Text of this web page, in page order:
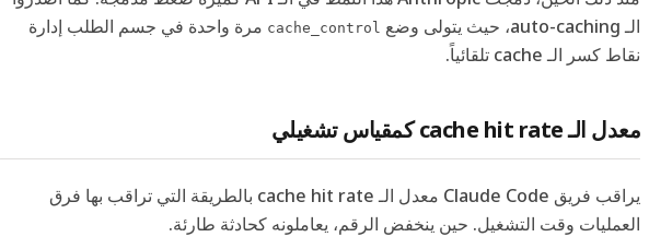
الـ auto-caching، حيث يتولى وضع
cache_control مرة واحدة في جسم الطلب إدارة
نقاط كسر الـ cache تلقائياً.
معدل الـ cache hit rate كمقياس تشغيلي
يراقب فريق Claude Code معدل الـ cache hit rate بالطريقة التي تراقب بها فرق
العمليات وقت التشغيل. حين ينخفض الرقم، يعاملونه كحادثة طارئة.